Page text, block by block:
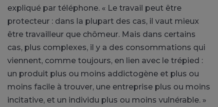
expliqué par téléphone. « Le travail peut être
protecteur : dans la plupart des cas, il vaut mieux
être travailleur que chômeur. Mais dans certains
cas, plus complexes, il y a des consommations qui
viennent, comme toujours, en lien avec le trépied :
un produit plus ou moins addictogène et plus ou
moins facile à trouver, une entreprise plus ou moins
incitative, et un individu plus ou moins vulnérable. »